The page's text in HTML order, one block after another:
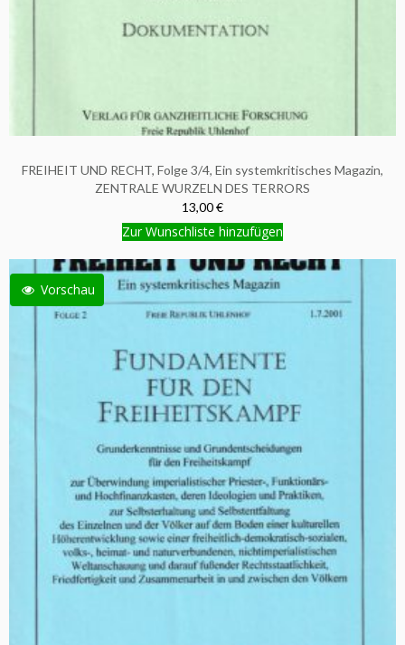
FREIHEIT UND RECHT, Folge 3/4, Ein systemkritisches Magazin,
ZENTRALE WURZELN DES TERRORS
13,00 €
Zur Wunschliste hinzufügen
Vorschau